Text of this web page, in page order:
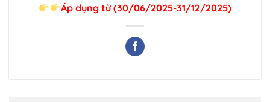
Áp dụng từ (30/06/2025-31/12/2025)